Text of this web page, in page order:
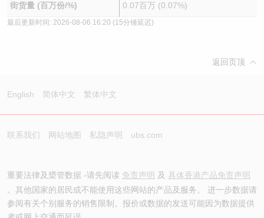
街货量 (百万份/%) 0.07百万 (0.07%)
最后更新时间: 2026-08-06 16:20 (15分锺延迟)
返回页顶
English 简体中文 繁体中文
联系我们 网站地图 私隐声明 ubs.com
重要法律及槼管数据 -请先阅读 免责声明 及 具体香港产品免责声明
。其他国家的居民或不能使用这些网站的产品及服务。 进一步数据请
参阅有关个别服务的销售限制。报价或数据的发送可能因为数据提供